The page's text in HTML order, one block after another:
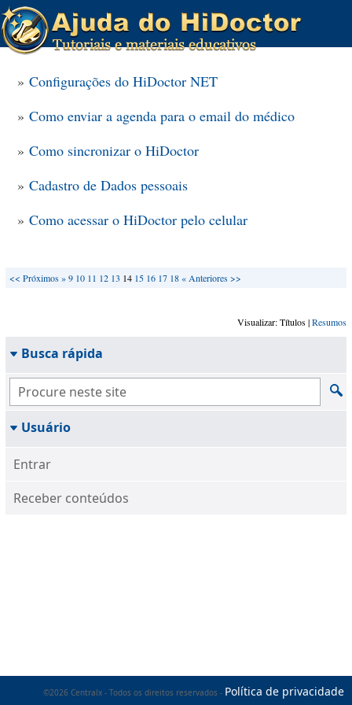
» Configurações do HiDoctor NET
» Como enviar a agenda para o email do médico
» Como sincronizar o HiDoctor
» Cadastro de Dados pessoais
» Como acessar o HiDoctor pelo celular
<< Próximos »9 10 11 12 13 14 15 16 17 18« Anteriores>>
Visualizar: Títulos |Resumos
Busca rápida
Usuário
Entrar
Receber conteúdos
©2026 Centralx - Todos os direitos reservados - Política de privacidade